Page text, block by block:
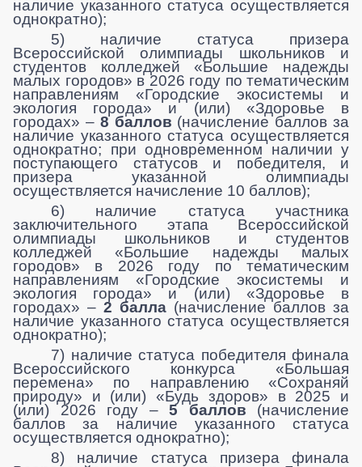
наличие указанного статуса осуществляется
однократно);
5) наличие статуса призера
Всероссийской олимпиады школьников и
студентов колледжей «Большие надежды
малых городов» в 2026 году по тематическим
направлениям «Городские экосистемы и
экология города» и (или) «Здоровье в
городах» – 8 баллов (начисление баллов за
наличие указанного статуса осуществляется
однократно; при одновременном наличии у
поступающего статусов и победителя, и
призера указанной олимпиады
осуществляется начисление 10 баллов);
6) наличие статуса участника
заключительного этапа Всероссийской
олимпиады школьников и студентов
колледжей «Большие надежды малых
городов» в 2026 году по тематическим
направлениям «Городские экосистемы и
экология города» и (или) «Здоровье в
городах» – 2 балла (начисление баллов за
наличие указанного статуса осуществляется
однократно);
7) наличие статуса победителя финала
Всероссийского конкурса «Большая
перемена» по направлению «Сохраняй
природу» и (или) «Будь здоров» в 2025 и
(или) 2026 году – 5 баллов (начисление
баллов за наличие указанного статуса
осуществляется однократно);
8) наличие статуса призера финала